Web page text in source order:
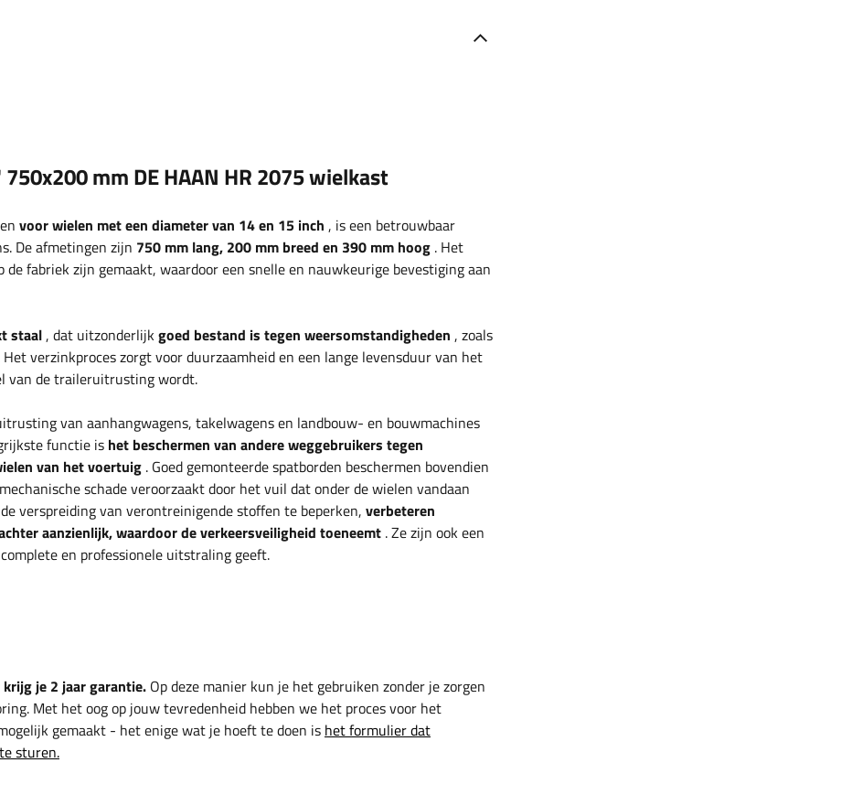
mm DE HAAN HR 2075 wielkast
voor wielen met een diameter van 14 en 15 inch , is een betrouwbaar
De afmetingen zijn 750 mm lang, 200 mm breed en 390 mm hoog . Het
fabriek zijn gemaakt, waardoor een snelle en nauwkeurige bevestiging aan
staal, dat uitzonderlijkgoed bestand is tegen weersomstandigheden , zoals
verzinkproces zorgt voor duurzaamheid en een lange levensduur van het
van de traileruitrusting wordt.
van aanhangwagens, takelwagens en landbouw- en bouwmachines
functie is het beschermen van andere weggebruikers tegen
van het voertuig . Goed gemonteerde spatborden beschermen bovendien
schade veroorzaakt door het vuil dat onder de wielen vandaan
verspreiding van verontreinigende stoffen te beperken, verbeteren
aanzienlijk, waardoor de verkeersveiligheid toeneemt . Ze zijn ook een
en professionele uitstraling geeft.
je 2 jaar garantie. Op deze manier kun je het gebruiken zonder je zorgen
Met het oog op jouw tevredenheid hebben we het proces voor het
gemaakt - het enige wat je hoeft te doen is het formulier dat
sturen.